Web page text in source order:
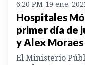
6:20 PM 19 ene.
Hospitales
primer día de
y Alex Moraes
El Ministerio